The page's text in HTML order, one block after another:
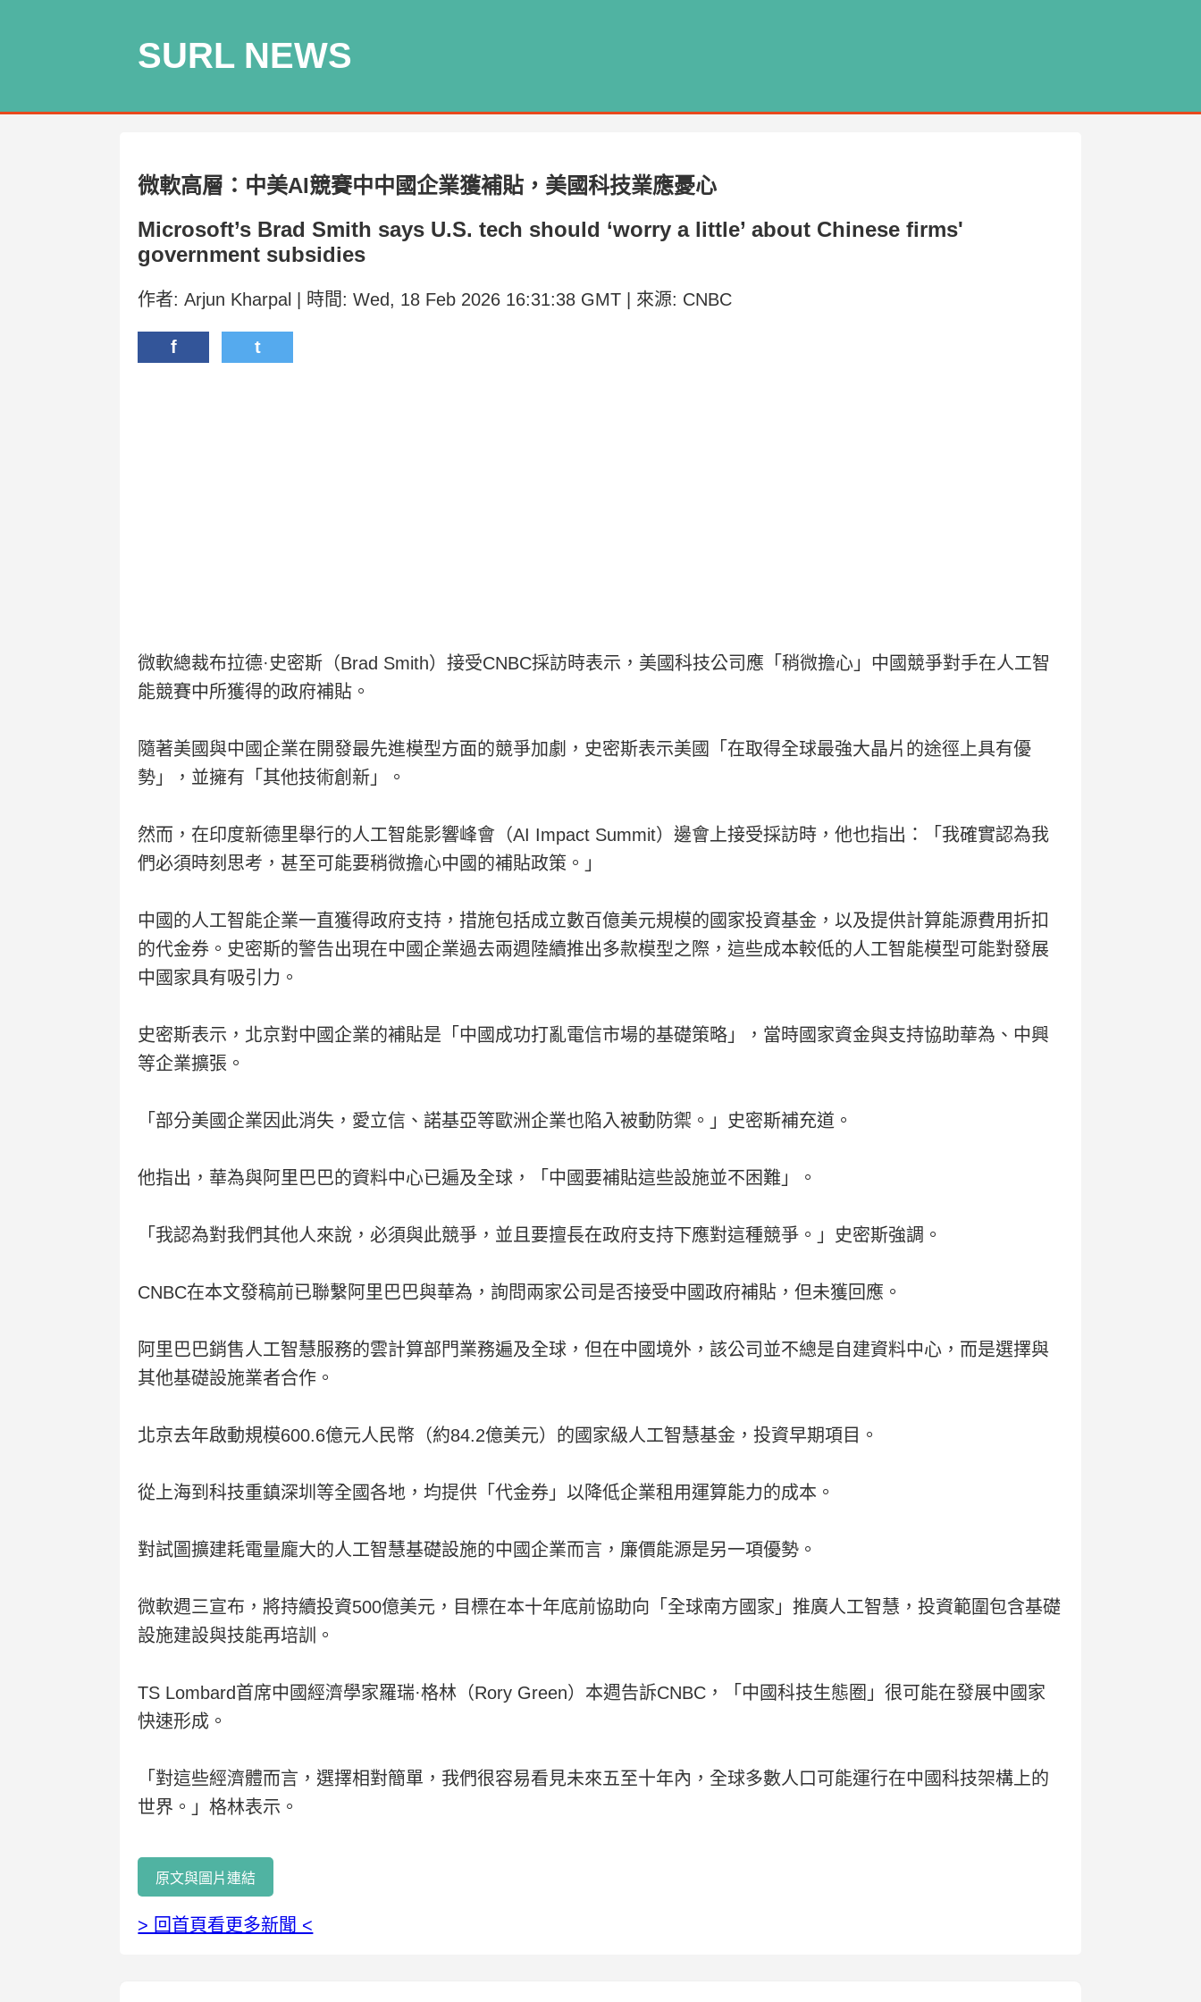
SURL NEWS
微軟高層：中美AI競賽中中國企業獲補貼，美國科技業應憂心
Microsoft’s Brad Smith says U.S. tech should ‘worry a little’ about Chinese firms'
government subsidies
作者: Arjun Kharpal | 時間: Wed, 18 Feb 2026 16:31:38 GMT | 來源: CNBC
f t
微軟總裁布拉德·史密斯（Brad Smith）接受CNBC採訪時表示，美國科技公司應「稍微擔心」中國競爭對手在人工智
能競賽中所獲得的政府補貼。
隨著美國與中國企業在開發最先進模型方面的競爭加劇，史密斯表示美國「在取得全球最強大晶片的途徑上具有優
勢」，並擁有「其他技術創新」。
然而，在印度新德里舉行的人工智能影響峰會（AI Impact Summit）邊會上接受採訪時，他也指出：「我確實認為我
們必須時刻思考，甚至可能要稍微擔心中國的補貼政策。」
中國的人工智能企業一直獲得政府支持，措施包括成立數百億美元規模的國家投資基金，以及提供計算能源費用折扣
的代金券。史密斯的警告出現在中國企業過去兩週陸續推出多款模型之際，這些成本較低的人工智能模型可能對發展
中國家具有吸引力。
史密斯表示，北京對中國企業的補貼是「中國成功打亂電信市場的基礎策略」，當時國家資金與支持協助華為、中興
等企業擴張。
「部分美國企業因此消失，愛立信、諾基亞等歐洲企業也陷入被動防禦。」史密斯補充道。
他指出，華為與阿里巴巴的資料中心已遍及全球，「中國要補貼這些設施並不困難」。
「我認為對我們其他人來說，必須與此競爭，並且要擅長在政府支持下應對這種競爭。」史密斯強調。
CNBC在本文發稿前已聯繫阿里巴巴與華為，詢問兩家公司是否接受中國政府補貼，但未獲回應。
阿里巴巴銷售人工智慧服務的雲計算部門業務遍及全球，但在中國境外，該公司並不總是自建資料中心，而是選擇與
其他基礎設施業者合作。
北京去年啟動規模600.6億元人民幣（約84.2億美元）的國家級人工智慧基金，投資早期項目。
從上海到科技重鎮深圳等全國各地，均提供「代金券」以降低企業租用運算能力的成本。
對試圖擴建耗電量龐大的人工智慧基礎設施的中國企業而言，廉價能源是另一項優勢。
微軟週三宣布，將持續投資500億美元，目標在本十年底前協助向「全球南方國家」推廣人工智慧，投資範圍包含基礎
設施建設與技能再培訓。
TS Lombard首席中國經濟學家羅瑞·格林（Rory Green）本週告訴CNBC，「中國科技生態圈」很可能在發展中國家
快速形成。
「對這些經濟體而言，選擇相對簡單，我們很容易看見未來五至十年內，全球多數人口可能運行在中國科技架構上的
世界。」格林表示。
原文與圖片連結
> 回首頁看更多新聞 <